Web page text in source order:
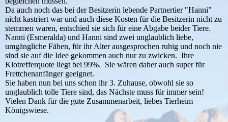
Da auch noch das bei der Besitzerin lebende Partnertier "Hanni"
nicht kastriert war und auch diese Kosten für die Besitzerin nicht zu
stemmen waren, entschied sie sich für eine Abgabe beider Tiere.
Nanni (Esmeralda) und Hanni sind zwei unglaublich liebe,
umgängliche Fähen, für ihr Alter ausgesprochen ruhig und noch nie
sind sie auf die Idee gekommen auch nur zu zwicken. Ihre
Klotrefferquote liegt bei 99%. Sie wären daher auch super für
Frettchenanfänger geeignet.
Sie haben nun bei uns schon ihr 3. Zuhause, obwohl sie so
unglaublich tolle Tiere sind, das Nächste muss für immer sein!
Vielen Dank für die gute Zusammenarbeit, liebes Tierheim
Königswiese.